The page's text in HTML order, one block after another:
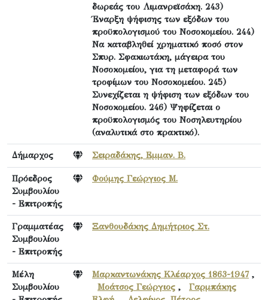
δωρεάς του Λιμανρεϊσάκη. 243)
Έναρξη ψήφισης των εξόδων του
προϋπολογισμού του Νοσοκομείου. 244)
Να καταβληθεί χρηματικό ποσό στον
Σπυρ. Σφακιωτάκη, μάγειρα του
Νοσοκομείου, για τη μεταφορά των
τροφίμων του Νοσοκομείου. 245)
Συνεχίζεται η ψήφιση των εξόδων του
Νοσοκομείου. 246) Ψηφίζεται ο
προϋπολογισμός του Νοσηλευτηρίου
(αναλυτικά στο πρακτικό).
Δήμαρχος Σειραδάκης, Εμμαν. Β.
Πρόεδρος
Συμβουλίου
- Επιτροπής
Φούμης Γεώργιος Μ.
Γραμματέας
Συμβουλίου
- Επιτροπής
Ξανθουδάκης Δημήτριος Στ.
Μέλη
Συμβουλίου
Μαρκαντωνάκης Κλέαρχος 1863-1947,
Μοάτσος Γεώργιος , Γαρμπάκης